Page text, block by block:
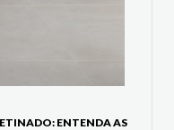
ENTENDA AS